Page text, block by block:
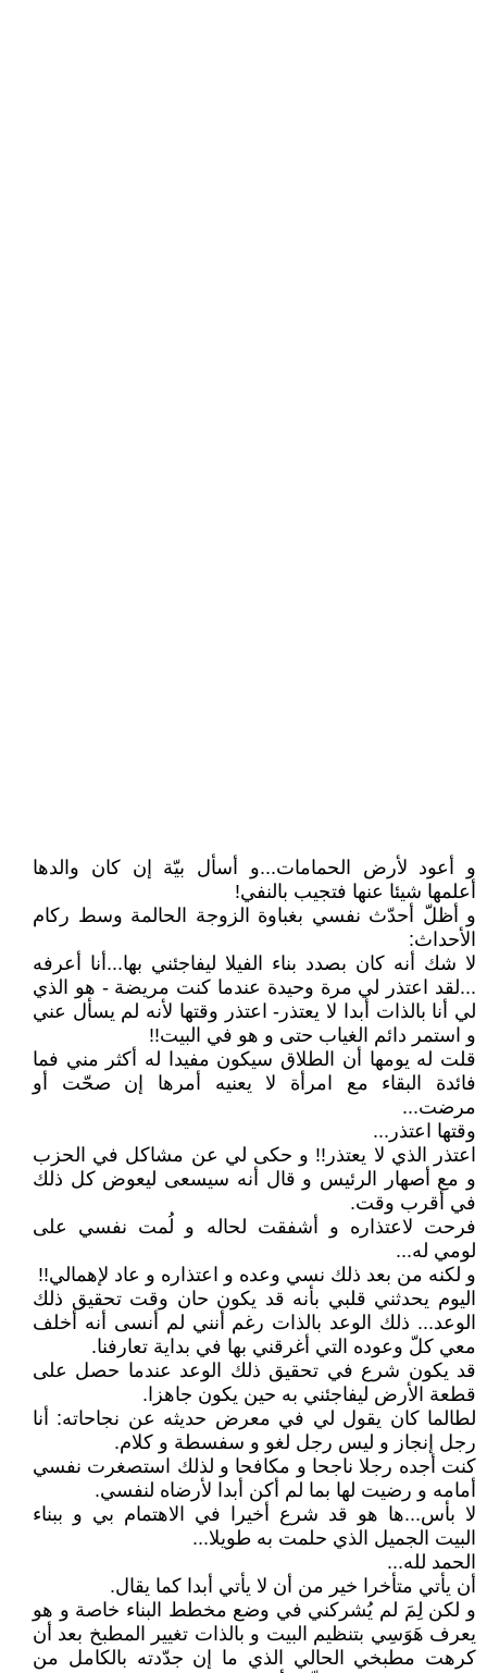
و أعود لأرض الحمامات...و أسأل بيّة إن كان والدها
أعلمها شيئا عنها فتجيب بالنفي!
و أظلّ أحدّث نفسي بغباوة الزوجة الحالمة وسط ركام
الأحداث:
لا شك أنه كان بصدد بناء الفيلا ليفاجئني بها...أنا أعرفه
...لقد اعتذر لي مرة وحيدة عندما كنت مريضة - هو الذي
لي أنا بالذات أبدا لا يعتذر- اعتذر وقتها لأنه لم يسأل عني
و استمر دائم الغياب حتى و هو في البيت!!
قلت له يومها أن الطلاق سيكون مفيدا له أكثر مني فما
فائدة البقاء مع امرأة لا يعنيه أمرها إن صحّت أو
مرضت...
وقتها اعتذر...
اعتذر الذي لا يعتذر!! و حكى لي عن مشاكل في الحزب
و مع أصهار الرئيس و قال أنه سيسعى ليعوض كل ذلك
في أقرب وقت.
فرحت لاعتذاره و أشفقت لحاله و لُمت نفسي على
لومي له...
و لكنه من بعد ذلك نسي وعده و اعتذاره و عاد لإهمالي!!
اليوم يحدثني قلبي بأنه قد يكون حان وقت تحقيق ذلك
الوعد... ذلك الوعد بالذات رغم أنني لم أنسى أنه أخلف
معي كلّ وعوده التي أغرقني بها في بداية تعارفنا.
قد يكون شرع في تحقيق ذلك الوعد عندما حصل على
قطعة الأرض ليفاجئني به حين يكون جاهزا.
لطالما كان يقول لي في معرض حديثه عن نجاحاته: أنا
رجل إنجاز و ليس رجل لغو و سفسطة و كلام.
كنت أجده رجلا ناجحا و مكافحا و لذلك استصغرت نفسي
أمامه و رضيت لها بما لم أكن أبدا لأرضاه لنفسي.
لا بأس...ها هو قد شرع أخيرا في الاهتمام بي و ببناء
البيت الجميل الذي حلمت به طويلا...
الحمد لله...
أن يأتي متأخرا خير من أن لا يأتي أبدا كما يقال.
و لكن لِمَ لم يُشركني في وضع مخطط البناء خاصة و هو
يعرف هَوَسِي بتنظيم البيت و بالذات تغيير المطبخ بعد أن
كرهت مطبخي الحالي الذي ما إن جدّدته بالكامل من